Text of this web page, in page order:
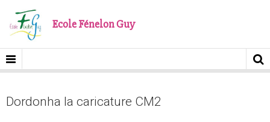
Ecole Fénelon Guy
Dordonha la caricature CM2